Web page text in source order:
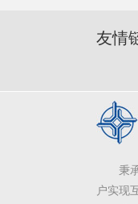
友情
秉
户实现